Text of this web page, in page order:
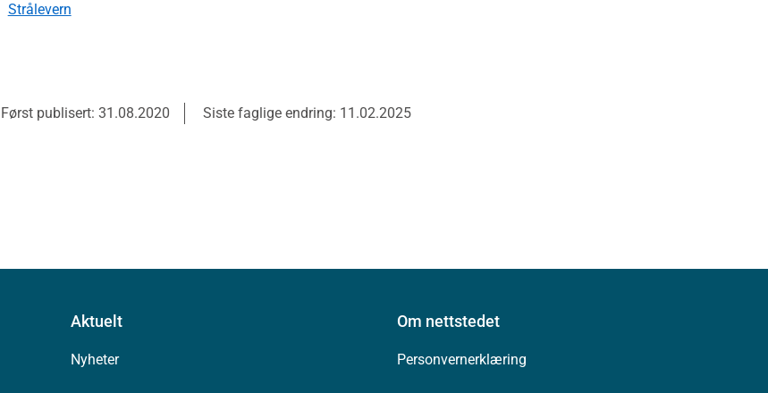
Strålevern
Først publisert: 31.08.2020 Siste faglige endring: 11.02.2025
Aktuelt
Nyheter
Om nettstedet
Personvernerklæring